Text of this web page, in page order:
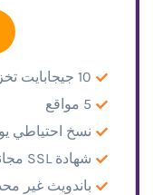
10 جيجابايت تخزين SSD
5 مواقع
نسخ احتياطي
شهادة SSL مجانية
باندويث غير